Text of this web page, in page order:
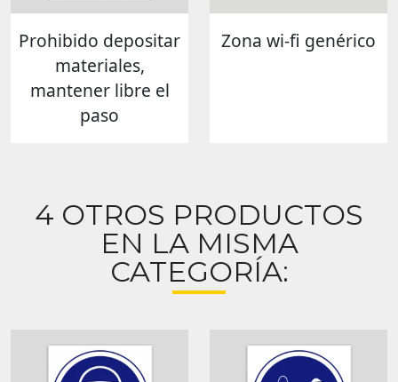
Prohibido depositar
materiales,
mantener libre el
paso
Zona wi-fi genérico
4 OTROS PRODUCTOS
EN LA MISMA
CATEGORÍA: